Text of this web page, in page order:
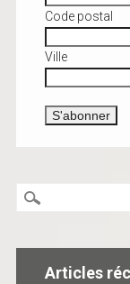
Code postal
Ville
Articles